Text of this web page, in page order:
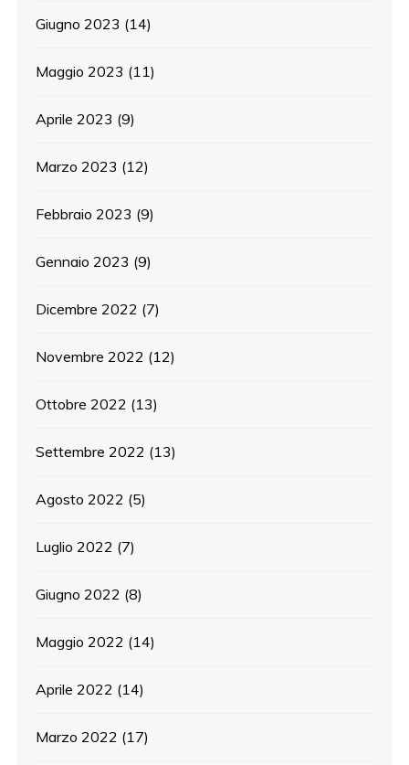
Giugno 2023 (14)
Maggio 2023 (11)
Aprile 2023 (9)
Marzo 2023 (12)
Febbraio 2023 (9)
Gennaio 2023 (9)
Dicembre 2022 (7)
Novembre 2022 (12)
Ottobre 2022 (13)
Settembre 2022 (13)
Agosto 2022 (5)
Luglio 2022 (7)
Giugno 2022 (8)
Maggio 2022 (14)
Aprile 2022 (14)
Marzo 2022 (17)